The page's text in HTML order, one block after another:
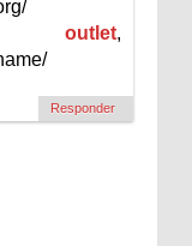
,
Responder